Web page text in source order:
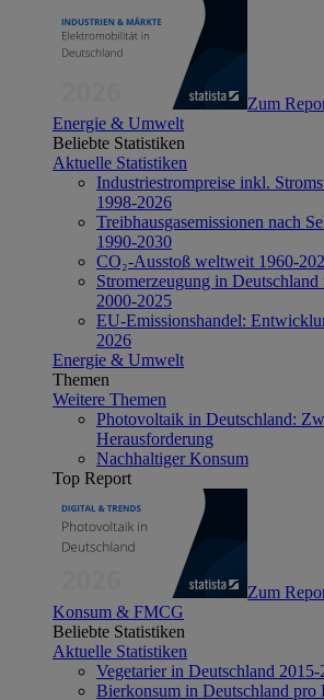
Zum
Energie & Umwelt
Beliebte Statistiken
Aktuelle Statistiken
Industriestrompreise inkl.
1998-2026
Treibhausgasemissionen nach
1990-2030
CO₂-Ausstoß weltweit 1960-
Stromerzeugung in Deutschland
2000-2025
EU-Emissionshandel:
2026
Energie & Umwelt
Themen
Weitere Themen
Photovoltaik in Deutschland:
Herausforderung
Nachhaltiger Konsum
Top Report
Zum
Konsum & FMCG
Beliebte Statistiken
Aktuelle Statistiken
Vegetarier in Deutschland 2015-
Bierkonsum in Deutschland